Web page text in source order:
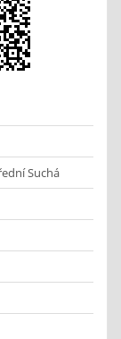
Suchá